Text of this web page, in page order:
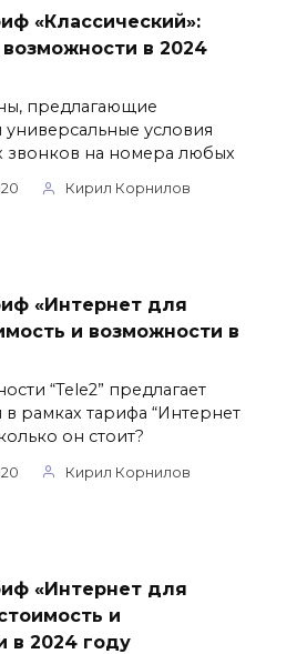
«Классический»:
в 2024
предлагающие
универсальные условия
звонков на номера любых
Кирил Корнилов
«Интернет для
и возможности в
“Tele2” предлагает
в рамках тарифа “Интернет
он стоит?
Кирил Корнилов
«Интернет для
и
в 2024 году